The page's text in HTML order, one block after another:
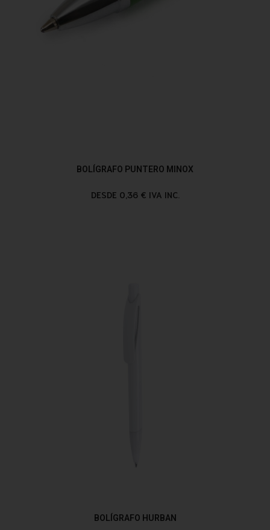
BOLÍGRAFO PUNTERO MINOX
DESDE 0,36 € IVA INC.
BOLÍGRAFO HURBAN